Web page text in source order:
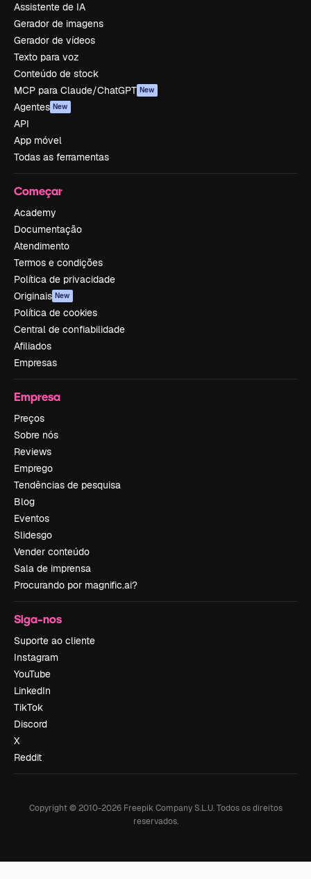
Assistente de IA
Gerador de imagens
Gerador de vídeos
Texto para voz
Conteúdo de stock
MCP para Claude/ChatGPT New
Agentes New
API
App móvel
Todas as ferramentas
Começar
Academy
Documentação
Atendimento
Termos e condições
Política de privacidade
Originais New
Política de cookies
Central de confiabilidade
Afiliados
Empresas
Empresa
Preços
Sobre nós
Reviews
Emprego
Tendências de pesquisa
Blog
Eventos
Slidesgo
Vender conteúdo
Sala de imprensa
Procurando por magnific.ai?
Siga-nos
Suporte ao cliente
Instagram
YouTube
LinkedIn
TikTok
Discord
X
Reddit
Copyright © 2010-2026Freepik Company S.L.U. Todos os direitos
reservados.